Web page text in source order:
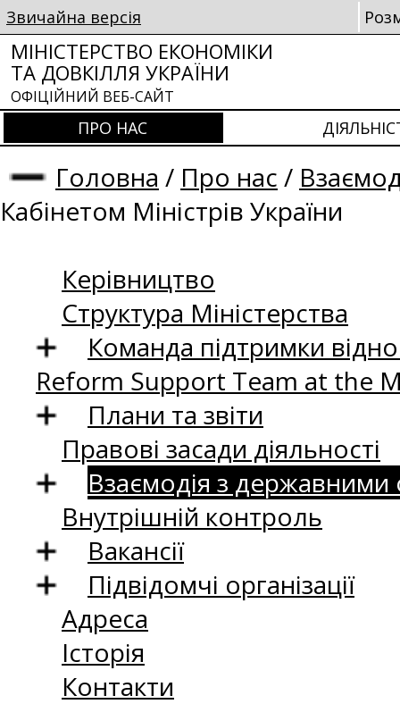
Звичайна версія
МІНІСТЕРСТВО ЕКОНОМІКИ
ТА ДОВКІЛЛЯ УКРАЇНИ
ОФІЦІЙНИЙ ВЕБ-САЙТ
ПРО НАС
Головна / Про нас /
Кабінетом Міністрів України
Керівництво
Структура Міністерства
Команда підтримки
Reform Support Team at the
Плани та звіти
Правові засади діяльності
Взаємодія з
Внутрішній контроль
Вакансії
Підвідомчі організації
Адреса
Історія
Контакти